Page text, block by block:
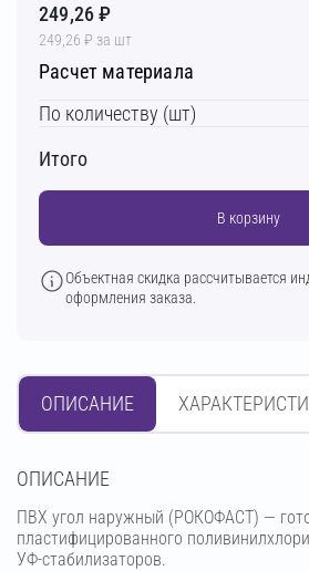
249,26 ₽
249,26 ₽ за шт
Расчет материала
По количеству (шт)
Итого
В корзину
Объектная скидка рассчитывается
оформления заказа.
ОПИСАНИЕ
OПИСАНИЕ
ПВХ угол наружный (РОКОФАСТ) —
пластифицированного
УФ-стабилизаторов.